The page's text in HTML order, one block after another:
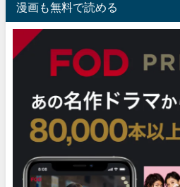
漫画も無料で読める